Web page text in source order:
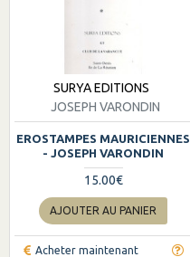
SURYA EDITIONS
JOSEPH VARONDIN
EROSTAMPES MAURICIENNES
- JOSEPH VARONDIN
15.00€
AJOUTER AU PANIER
Acheter maintenant